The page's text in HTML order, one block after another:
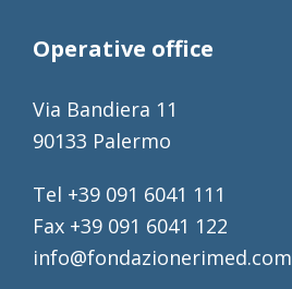
Operative office
Via Bandiera 11
90133 Palermo
Tel +39 091 6041 111
Fax +39 091 6041 122
info@fondazionerimed.com